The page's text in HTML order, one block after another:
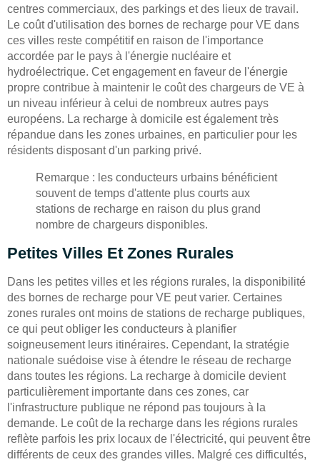
centres commerciaux, des parkings et des lieux de travail.
Le coût d'utilisation des bornes de recharge pour VE dans
ces villes reste compétitif en raison de l'importance
accordée par le pays à l'énergie nucléaire et
hydroélectrique. Cet engagement en faveur de l'énergie
propre contribue à maintenir le coût des chargeurs de VE à
un niveau inférieur à celui de nombreux autres pays
européens. La recharge à domicile est également très
répandue dans les zones urbaines, en particulier pour les
résidents disposant d'un parking privé.
Remarque : les conducteurs urbains bénéficient
souvent de temps d'attente plus courts aux
stations de recharge en raison du plus grand
nombre de chargeurs disponibles.
Petites Villes Et Zones Rurales
Dans les petites villes et les régions rurales, la disponibilité
des bornes de recharge pour VE peut varier. Certaines
zones rurales ont moins de stations de recharge publiques,
ce qui peut obliger les conducteurs à planifier
soigneusement leurs itinéraires. Cependant, la stratégie
nationale suédoise vise à étendre le réseau de recharge
dans toutes les régions. La recharge à domicile devient
particulièrement importante dans ces zones, car
l'infrastructure publique ne répond pas toujours à la
demande. Le coût de la recharge dans les régions rurales
reflète parfois les prix locaux de l'électricité, qui peuvent être
différents de ceux des grandes villes. Malgré ces difficultés,